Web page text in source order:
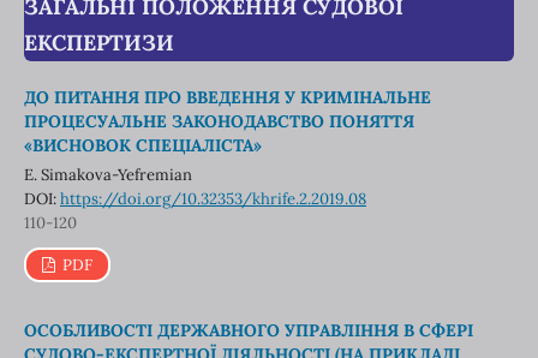
ЗАГАЛЬНІ ПОЛОЖЕННЯ СУДОВОЇ
ЕКСПЕРТИЗИ
ДО ПИТАННЯ ПРО ВВЕДЕННЯ У КРИМІНАЛЬНЕ
ПРОЦЕСУАЛЬНЕ ЗАКОНОДАВСТВО ПОНЯТТЯ
«ВИСНОВОК СПЕЦІАЛІСТА»
E. Simakova-Yefremian
DOI:https://doi.org/10.32353/khrife.2.2019.08
110-120
PDF
ОСОБЛИВОСТІ ДЕРЖАВНОГО УПРАВЛІННЯ В СФЕРІ